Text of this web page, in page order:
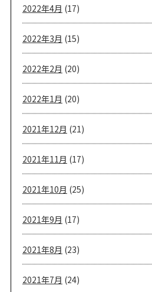
2022年4月 (17)
2022年3月 (15)
2022年2月 (20)
2022年1月 (20)
2021年12月 (21)
2021年11月 (17)
2021年10月 (25)
2021年9月 (17)
2021年8月 (23)
2021年7月 (24)